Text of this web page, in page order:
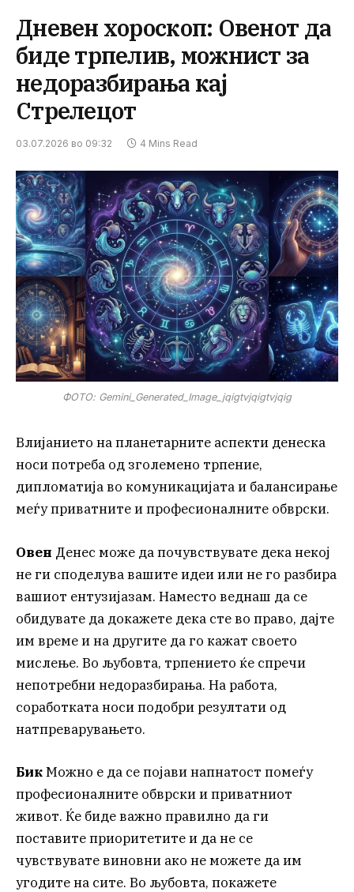
Дневен хороскоп: Овенот да
биде трпелив, можнист за
недоразбирања кај
Стрелецот
03.07.2026 во 09:32 4 Mins Read
ФОТО: Gemini_Generated_Image_jqigtvjqigtvjqig
Влијанието на планетарните аспекти денеска
носи потреба од зголемено трпение,
дипломатија во комуникацијата и балансирање
меѓу приватните и професионалните обврски.
Овен Денес може да почувствувате дека некој
не ги споделува вашите идеи или не го разбира
вашиот ентузијазам. Наместо веднаш да се
обидувате да докажете дека сте во право, дајте
им време и на другите да го кажат своето
мислење. Во љубовта, трпението ќе спречи
непотребни недоразбирања. На работа,
соработката носи подобри резултати од
натпреварувањето.
БикМожно е да се појави напнатост помеѓу
професионалните обврски и приватниот
живот. Ќе биде важно правилно да ги
поставите приоритетите и да не се
чувствувате виновни ако не можете да им
угодите на сите. Во љубовта, покажете